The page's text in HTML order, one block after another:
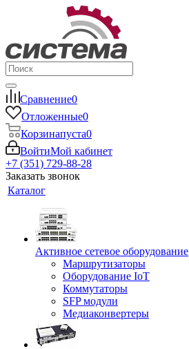
Сравнение0
Отложенные0
Корзинапуста0
ВойтиМой кабинет
+7 (351) 729-88-28
Заказать звонок
Каталог
Активное сетевое оборудование
Маршрутизаторы
Оборудование IoT
Коммутаторы
SFP модули
Медиаконвертеры